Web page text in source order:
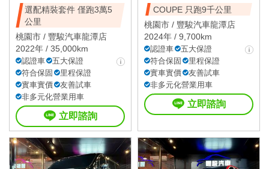
選配精裝套件 僅跑3萬5
公里
桃園市 / 豐駿汽車龍潭店
2022年 / 35,000km
認證車
五大保證
符合保固
里程保證
實車實價
友善試車
非多元化營業用車
立即諮詢
COUPE 只跑9千公里
桃園市 / 豐駿汽車龍潭店
2024年 / 9,700km
認證車
五大保證
符合保固
里程保證
實車實價
友善試車
非多元化營業用車
立即諮詢